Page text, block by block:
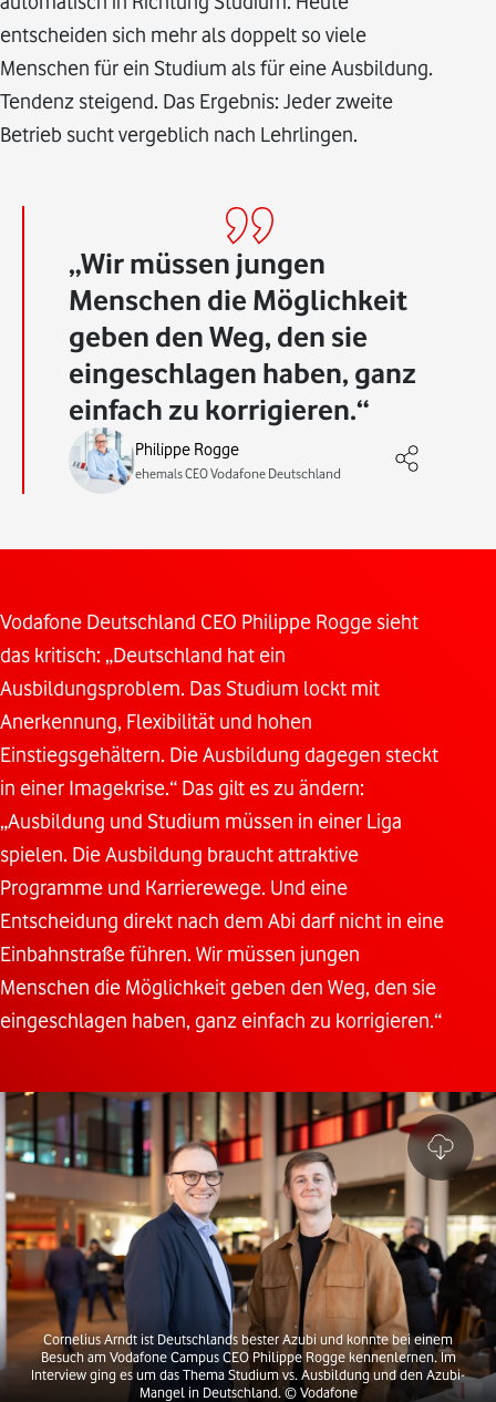
entscheiden sich mehr als doppelt so viele
Menschen für ein Studium als für eine Ausbildung.
Tendenz steigend. Das Ergebnis: Jeder zweite
Betrieb sucht vergeblich nach Lehrlingen.
Wir müssen jungen
Menschen die Möglichkeit
geben den Weg, den sie
eingeschlagen haben, ganz
einfach zu korrigieren.
Philippe Rogge
ehemals CEO Vodafone Deutschland
Vodafone Deutschland CEO Philippe Rogge sieht
das kritisch: „Deutschland hat ein
Ausbildungsproblem. Das Studium lockt mit
Anerkennung, Flexibilität und hohen
Einstiegsgehältern. Die Ausbildung dagegen steckt
in einer Imagekrise.“ Das gilt es zu ändern:
„Ausbildung und Studium müssen in einer Liga
spielen. Die Ausbildung braucht attraktive
Programme und Karrierewege. Und eine
Entscheidung direkt nach dem Abi darf nicht in eine
Einbahnstraße führen. Wir müssen jungen
Menschen die Möglichkeit geben den Weg, den sie
eingeschlagen haben, ganz einfach zu korrigieren.“
Cornelius Arndt ist Deutschlands bester Azubi und konnte bei einem
Besuch am Vodafone Campus CEO Philippe Rogge kennenlernen. Im
Interview ging es um das Thema Studium vs. Ausbildung und den Azubi-
Mangel in Deutschland. © Vodafone